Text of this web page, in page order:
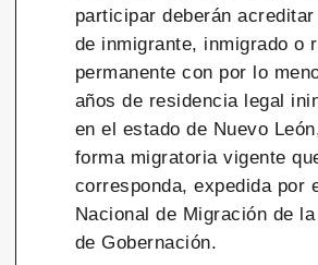
participar deberán
de inmigrante, inmigrado o
permanente con por lo
años de residencia legal
en el estado de Nuevo
forma migratoria vigente
corresponda, expedida por
Nacional de Migración de
de Gobernación.